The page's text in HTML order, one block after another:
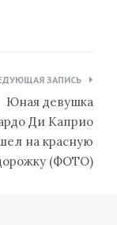
ЗАПИСЬ
Юная девушка
Ди Каприо
на красную
(ФОТО)